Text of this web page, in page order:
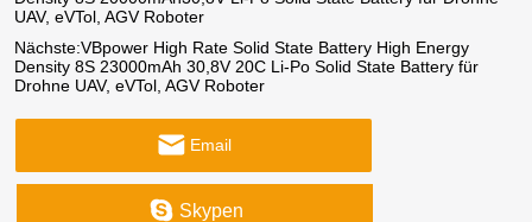
UAV, eVTol, AGV Roboter
Nächste:VBpower High Rate Solid State Battery High Energy
Density 8S 23000mAh 30,8V 20C Li-Po Solid State Battery für
Drohne UAV, eVTol, AGV Roboter
Email
Skypen